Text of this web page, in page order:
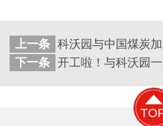
上一条 科沃园与中国煤炭
下一条 开工啦！与科沃园